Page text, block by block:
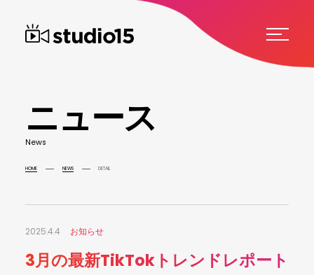
ニュース
News
HOME NEWS DETAIL
2025.4.4 お知らせ
3月の最新TikTokトレンドレポート